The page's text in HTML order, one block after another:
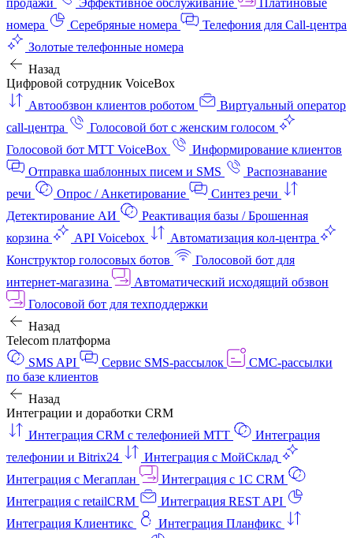
продажи
Эффективное обслуживание
Платиновые
номера
Серебряные номера
Телефония для Call-центра
Золотые телефонные номера
Назад
Цифровой сотрудник VoiceBox
Автообзвон клиентов роботом
Виртуальный оператор
call-центра
Голосовой бот с женским голосом
Голосовой бот МТТ VoiceBox
Информирование клиентов
Отправка шаблонных писем и SMS
Распознавание
речи
Опрос / Анкетирование
Синтез речи
Детектирование АИ
Реактивация базы / Брошенная
корзина
API Voicebox
Автоматизация кол‑центра
Конструктор голосовых ботов
Голосовой бот для
интернет‑магазина
Автоматический исходящий обзвон
Голосовой бот для техподдержки
Назад
Telecom платформа
SMS API
Сервис SMS-рассылок
СМС-рассылки
по базе клиентов
Назад
Интеграции и доработки CRM
Интеграция CRM с телефонией МТТ
Интеграция
телефонии и Bitrix24
Интеграция с МойСклад
Интеграция с Мегаплан
Интеграция с 1C CRM
Интеграция с retailCRM
Интеграция REST API
Интеграция Клиентикс
Интеграция Планфикс